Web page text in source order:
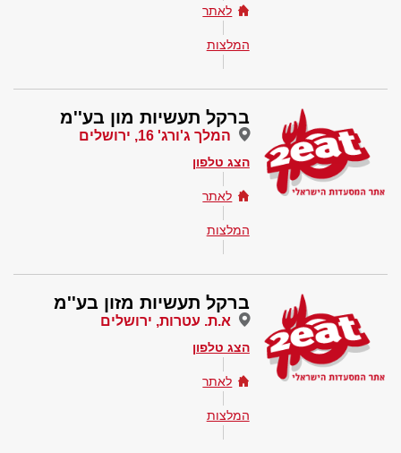
לאתר
המלצות
ברקל תעשיות מון בע''מ
המלך ג'ורג' 16, ירושלים
הצג טלפון
לאתר
המלצות
ברקל תעשיות מזון בע''מ
א.ת. עטרות, ירושלים
הצג טלפון
לאתר
המלצות